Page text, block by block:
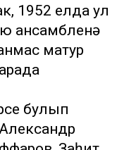
1952 елда ул
ансамбленә
матур
булып